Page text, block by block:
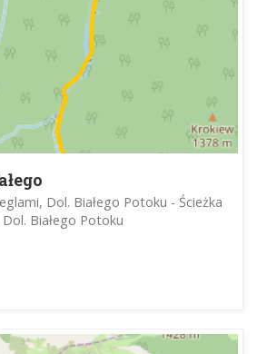
Dol. Białego Potoku - Ścieżka
Białego Potoku